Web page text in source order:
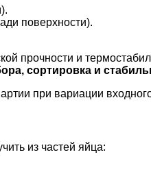
поверхности).
прочности и
сортировка и
при вариации
из частей яйца: